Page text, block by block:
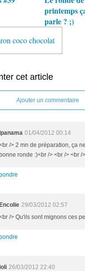
printemps
parle ? ;)
coco chocolat
cet article
Ajouter un commentaire
Ipanama 01/04/2012 00:14
/> 2 mn de préparation, ça
bonne ronde :)<br /> <br /> <br /
Encolie 29/03/2012 02:57
/> Qu'ils sont mignons ces
loli 26/03/2012 22:40